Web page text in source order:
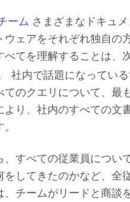
ーム さまざまなドキュ
ェアをそれぞれ独自の
てを理解することは、
社内で話題になってい
のクエリについて、最
り、社内のすべての文
すべての従業員につい
してきたのかなど、全
チームがリードと商談